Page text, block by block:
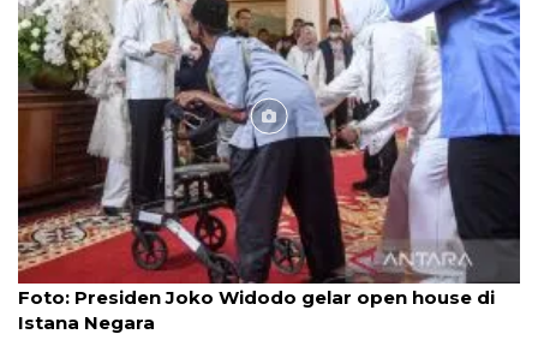
Foto
Foto: Presiden Joko Widodo gelar open house di
Istana Negara